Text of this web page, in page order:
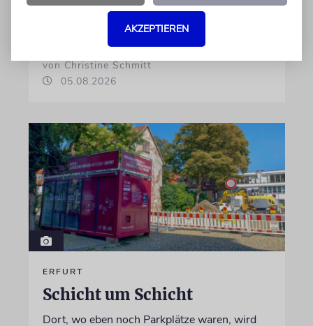
wird, die ihnen ein selbstbestimmtes Leben
von Christine Schmitt
05.08.2026
ERFURT
Schicht um Schicht
Dort, wo eben noch Parkplätze waren, wird
AKZEPTIEREN